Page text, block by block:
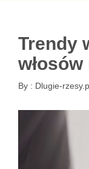
Trendy
By : Dlugie-